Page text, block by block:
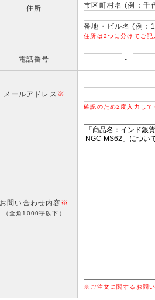
住所 市区町村名 (例：千
番地・ビル名 (例：
住所は2つに分けてご記
電話番号 -
メールアドレス ※
確認のため2度入力して
お問い合わせ内容※
（全角1000字以下）
※ご注文に関するお問